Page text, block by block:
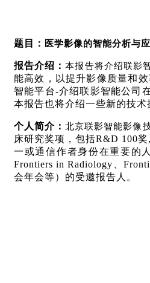
题目： 医学影像的智能分析与
报告介绍：本报告将介绍联影
能高效，以提升影像质量和效
智能平台-介绍联影智能公司
本报告也将介绍一些新的技
个人简介：北京联影智能影像
床研究奖项，包括R&D 100奖
一或通信作者身份在重要的
Frontiers in Radiology
会年会等）的受邀报告人 。